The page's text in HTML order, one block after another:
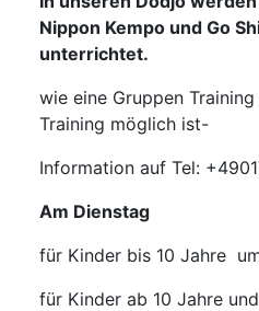
Nippon Kempo und Go
unterrichtet.
wie eine Gruppen
Training möglich ist-
Information auf Tel:
Am Dienstag
für Kinder bis 10 Jahre
für Kinder ab 10 Jahre